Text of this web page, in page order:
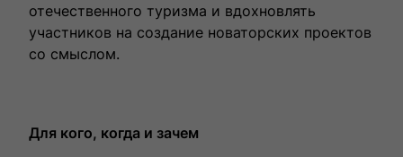
отечественного туризма и вдохновлять
участников на создание новаторских проектов
со смыслом.
Для кого, когда и зачем